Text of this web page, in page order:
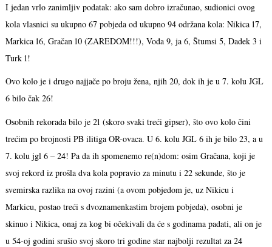
I jedan vrlo zanimljiv podatak: ako sam dobro izračunao, sudionici ovog
kola vlasnici su ukupno 67 pobjeda od ukupno 94 održana kola: Nikica 17,
Markica 16, Gračan 10 (ZAREDOM!!!), Vođa 9, ja 6, Štumsi 5, Dadek 3 i
Turk 1!
Ovo kolo je i drugo najjače po broju žena, njih 20, dok ih je u 7. kolu JGL
6 bilo čak 26!
Osobnih rekorada bilo je 21 (skoro svaki treći gipser), što ovo kolo čini
trećim po brojnosti PB ilitiga OR-ovaca. U 6. kolu JGL 6 ih je bilo 23, a u
7. kolu jgl 6 – 24! Pa da ih spomenemo re(n)dom: osim Gračana, koji je
svoj rekord iz prošla dva kola popravio za minutu i 22 sekunde, što je
svemirska razlika na ovoj razini (a ovom pobjedom je, uz Nikicu i
Markicu, postao treći s dvoznamenkastim brojem pobjeda), osobni je
skinuo i Nikica, onaj za kog bi očekivali da će s godinama padati, ali on je
u 54-oj godini srušio svoj skoro tri godine star najbolji rezultat za 24